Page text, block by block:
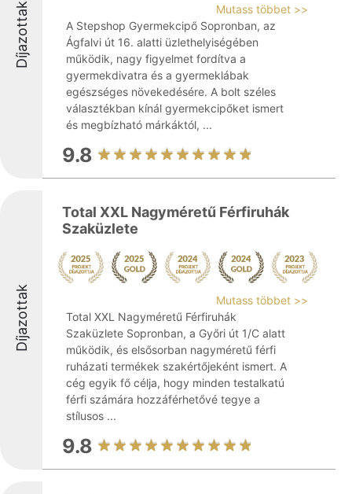
Díjazottak
Mutass többet >>
A Stepshop Gyermekcipő Sopronban, az
Ágfalvi út 16. alatti üzlethelyiségében
működik, nagy figyelmet fordítva a
gyermekdivatra és a gyermeklábak
egészséges növekedésére. A bolt széles
választékban kínál gyermekcipőket ismert
és megbízható márkáktól, ...
9.8
Díjazottak
Total XXL Nagyméretű Férfiruhák
Szaküzlete
Mutass többet >>
Total XXL Nagyméretű Férfiruhák
Szaküzlete Sopronban, a Győri út 1/C alatt
működik, és elsősorban nagyméretű férfi
ruházati termékek szakértőjeként ismert. A
cég egyik fő célja, hogy minden testalkatú
férfi számára hozzáférhetővé tegye a
stílusos ...
9.8